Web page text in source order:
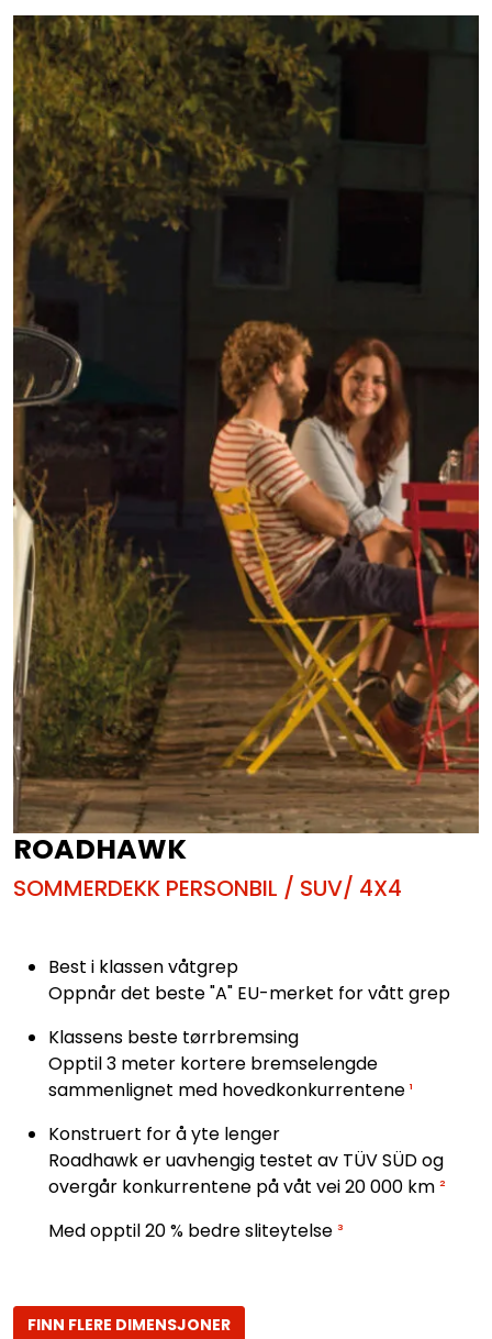
ROADHAWK
SOMMERDEKK PERSONBIL / SUV/ 4X4
Best i klassen våtgrep
Oppnår det beste "A" EU-merket for vått grep
Klassens beste tørrbremsing
Opptil 3 meter kortere bremselengde
sammenlignet med hovedkonkurrentene¹
Konstruert for å yte lenger
Roadhawk er uavhengig testet av TÜV SÜD og
overgår konkurrentene på våt vei 20 000 km²
Med opptil 20 % bedre sliteytelse³
FINN FLERE DIMENSJONER